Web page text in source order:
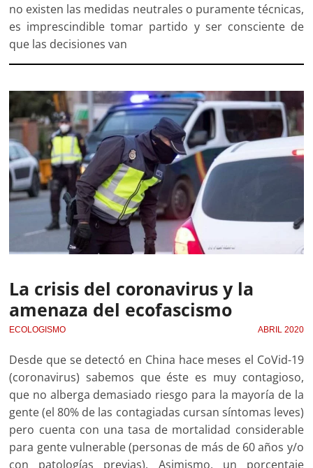
no existen las medidas neutrales o puramente técnicas,
es imprescindible tomar partido y ser consciente de
que las decisiones van
La crisis del coronavirus y la
amenaza del ecofascismo
ECOLOGISMO ABRIL 2020
Desde que se detectó en China hace meses el CoVid-19
(coronavirus) sabemos que éste es muy contagioso,
que no alberga demasiado riesgo para la mayoría de la
gente (el 80% de las contagiadas cursan síntomas leves)
pero cuenta con una tasa de mortalidad considerable
para gente vulnerable (personas de más de 60 años y/o
con patologías previas). Asimismo, un porcentaje